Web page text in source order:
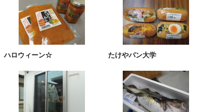
ハロウィーン☆ たけやパン大学